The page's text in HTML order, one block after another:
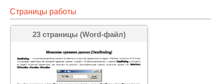
Страницы работы
23 страницы (Word-файл)